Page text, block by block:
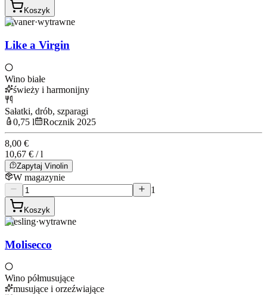
Koszyk
Rivaner·wytrawne
Like a Virgin
Wino białe
świeży i harmonijny
Sałatki, drób, szparagi
0,75 l
Rocznik 2025
8,00 €
10,67 € / l
Zapytaj Vinolin
W magazynie
1
Koszyk
Riesling·wytrawne
Molisecco
Wino półmusujące
musujące i orzeźwiające